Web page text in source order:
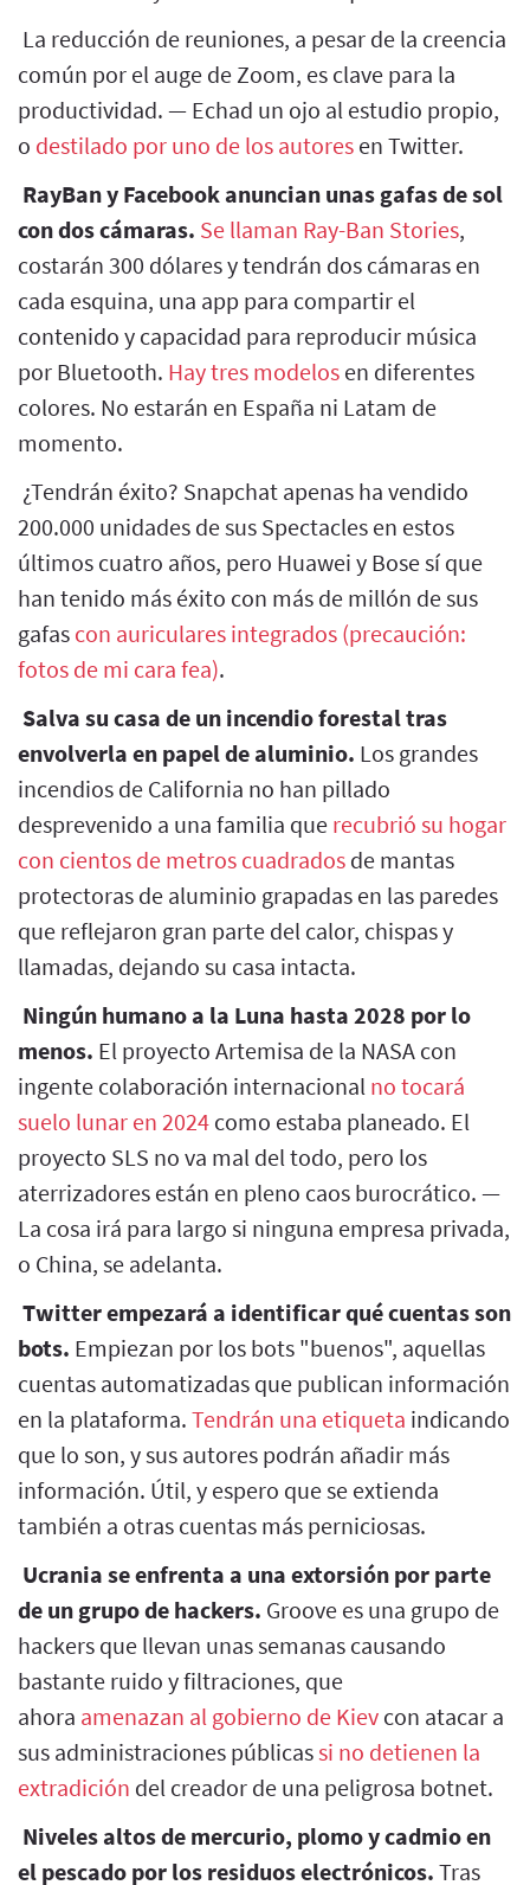
La reducción de reuniones, a pesar de la creencia
común por el auge de Zoom, es clave para la
productividad. — Echad un ojo al estudio propio,
o destilado por uno de los autores en Twitter.
RayBan y Facebook anuncian unas gafas de sol
con dos cámaras. Se llaman Ray-Ban Stories,
costarán 300 dólares y tendrán dos cámaras en
cada esquina, una app para compartir el
contenido y capacidad para reproducir música
por Bluetooth. Hay tres modelos en diferentes
colores. No estarán en España ni Latam de
momento.
¿Tendrán éxito? Snapchat apenas ha vendido
200.000 unidades de sus Spectacles en estos
últimos cuatro años, pero Huawei y Bose sí que
han tenido más éxito con más de millón de sus
gafas con auriculares integrados (precaución:
fotos de mi cara fea).
Salva su casa de un incendio forestal tras
envolverla en papel de aluminio. Los grandes
incendios de California no han pillado
desprevenido a una familia que recubrió su hogar
con cientos de metros cuadrados de mantas
protectoras de aluminio grapadas en las paredes
que reflejaron gran parte del calor, chispas y
llamadas, dejando su casa intacta.
Ningún humano a la Luna hasta 2028 por lo
menos. El proyecto Artemisa de la NASA con
ingente colaboración internacional no tocará
suelo lunar en 2024 como estaba planeado. El
proyecto SLS no va mal del todo, pero los
aterrizadores están en pleno caos burocrático. —
La cosa irá para largo si ninguna empresa privada,
o China, se adelanta.
Twitter empezará a identificar qué cuentas son
bots. Empiezan por los bots "buenos", aquellas
cuentas automatizadas que publican información
en la plataforma. Tendrán una etiqueta indicando
que lo son, y sus autores podrán añadir más
información. Útil, y espero que se extienda
también a otras cuentas más perniciosas.
Ucrania se enfrenta a una extorsión por parte
de un grupo de hackers. Groove es una grupo de
hackers que llevan unas semanas causando
bastante ruido y filtraciones, que
ahora amenazan al gobierno de Kiev con atacar a
sus administraciones públicassi no detienen la
extradición del creador de una peligrosa botnet.
Niveles altos de mercurio, plomo y cadmio en
el pescado por los residuos electrónicos. Tras